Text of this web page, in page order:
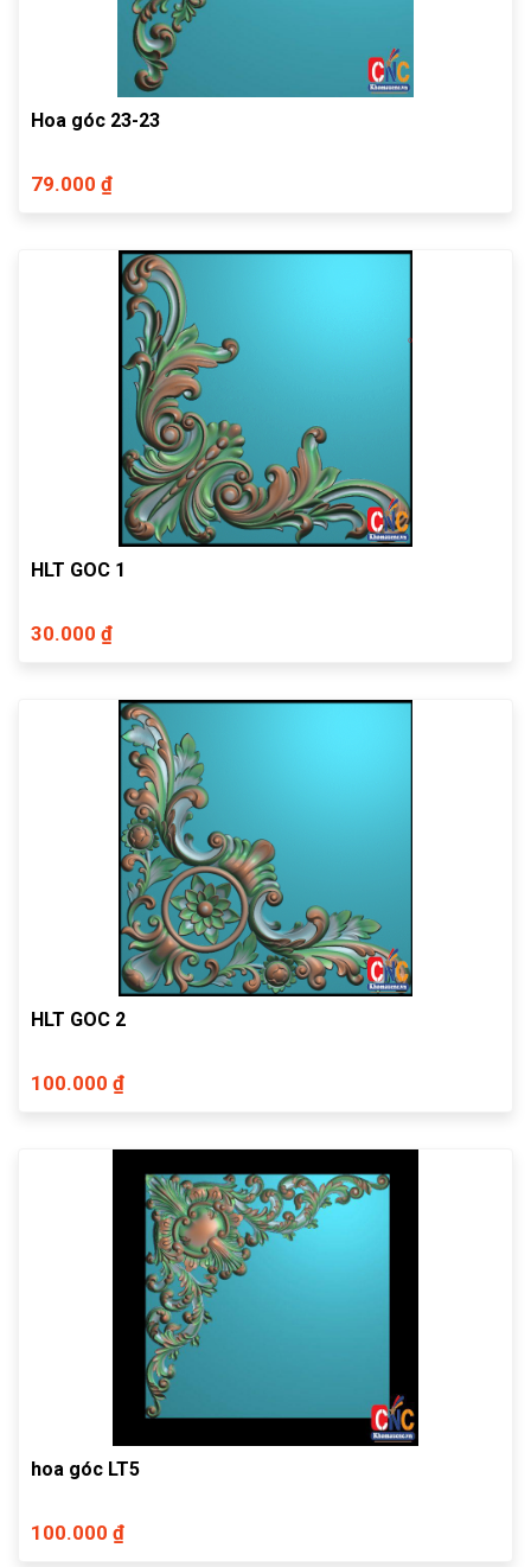
Hoa góc 23-23
79.000 ₫
HLT GOC 1
30.000 ₫
HLT GOC 2
100.000 ₫
hoa góc LT5
100.000 ₫